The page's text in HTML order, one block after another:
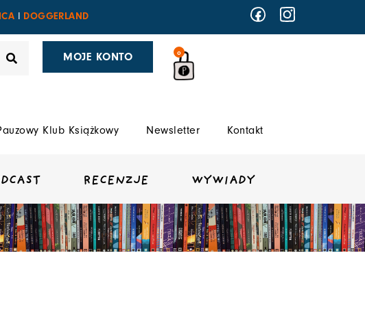
DOGGERLAND
MOJE KONTO 0
Klub Książkowy Newsletter Kontakt
RECENZJE WYWIADY